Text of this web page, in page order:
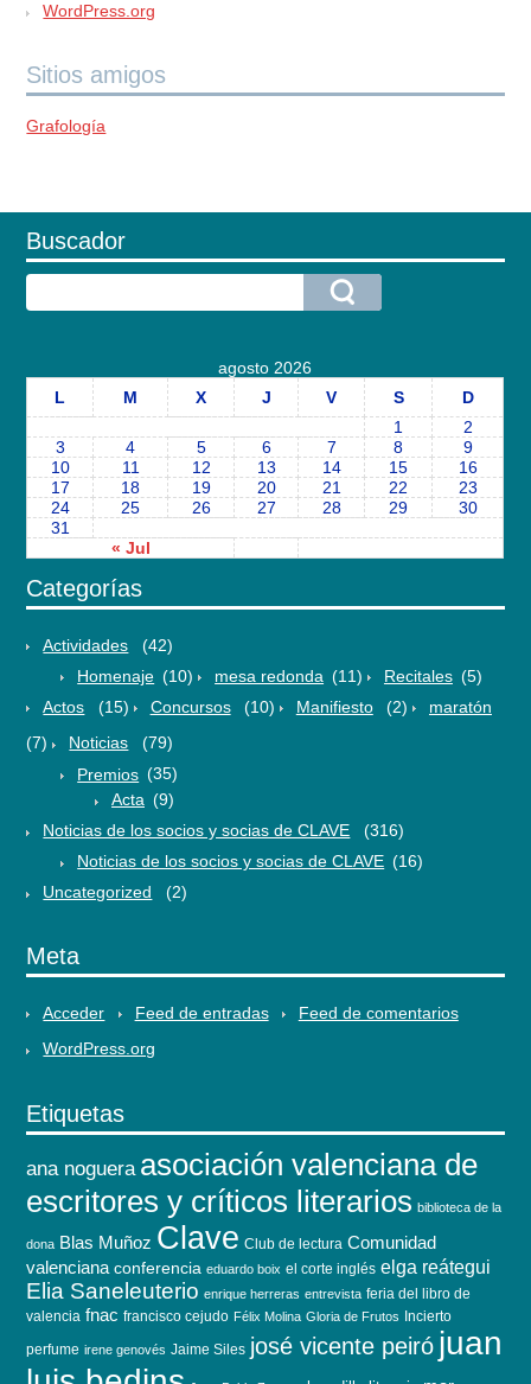
WordPress.org
Sitios amigos
Grafología
Buscador
agosto 2026
L
M X J V S D
« Jul
1
2
3
4 5 6 7 8
9
10
11 12 13 14 15
16
17
18 19 20 21 22
23
24
25 26 27 28 29
30
31
Categorías
Actividades
(42)
Homenaje (10) mesa redonda (11) Recitales (5)
Actos
(15) Concursos (10) Manifiesto (2)
maratón
(7)
Noticias
(79)
Premios (35)
Acta (9)
Noticias de los socios y socias de CLAVE
(316)
Noticias de los socios y socias de CLAVE (16)
Uncategorized
(2)
Meta
Acceder Feed de entradas
Feed de comentarios
WordPress.org
Etiquetas
ana noguera asociación valenciana de
escritores y críticos literarios biblioteca de la
dona Blas Muñoz Clave Club de lectura Comunidad
valenciana conferencia eduardo boix el corte inglés elga reátegui
Elia Saneleuterio enrique herreras entrevista feria del libro de
valencia fnac francisco cejudo Félix Molina Gloria de Frutos
Incierto
perfume irene genovés Jaime Siles josé vicente peiró juan